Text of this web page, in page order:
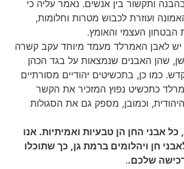
בין אנשים. נאמר עליה כי
לכבוש מטרות וחלומות,
והאומץ.
האמרלד מעמד מיוחד עקב קשרה
שנמצאות על בגד הכהן
בתכשיטים יהודיים מסורתיים
נפוץ המזכיר את הקשר
מספק גם את הסגולות
הן טבעיות ואמיתיות. אנו
ברמת גן, כך שתוכלו
.